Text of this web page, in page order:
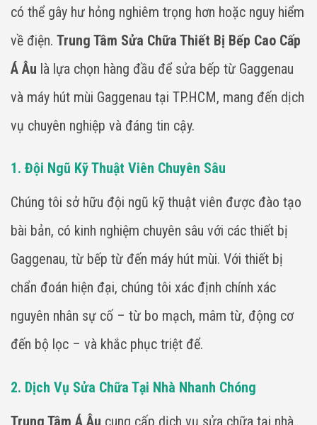
có thể gây hư hỏng nghiêm trọng hơn hoặc nguy hiểm
về điện. Trung Tâm Sửa Chữa Thiết Bị Bếp Cao Cấp
Á Âu là lựa chọn hàng đầu để sửa bếp từ Gaggenau
và máy hút mùi Gaggenau tại TP.HCM, mang đến dịch
vụ chuyên nghiệp và đáng tin cậy.
1. Đội Ngũ Kỹ Thuật Viên Chuyên Sâu
Chúng tôi sở hữu đội ngũ kỹ thuật viên được đào tạo
bài bản, có kinh nghiệm chuyên sâu với các thiết bị
Gaggenau, từ bếp từ đến máy hút mùi. Với thiết bị
chẩn đoán hiện đại, chúng tôi xác định chính xác
nguyên nhân sự cố – từ bo mạch, mâm từ, động cơ
đến bộ lọc – và khắc phục triệt để.
2. Dịch Vụ Sửa Chữa Tại Nhà Nhanh Chóng
Trung Tâm Á Âu cung cấp dịch vụ sửa chữa tại nhà,